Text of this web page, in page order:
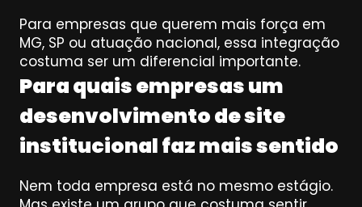
Para empresas que querem mais força em
MG, SP ou atuação nacional, essa integração
costuma ser um diferencial importante.
Para quais empresas um
desenvolvimento de site
institucional faz mais sentido
Nem toda empresa está no mesmo estágio.